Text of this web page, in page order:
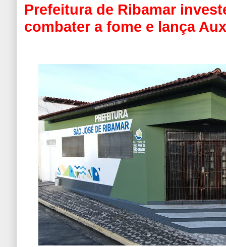
Prefeitura de Ribamar
combater a fome e lança